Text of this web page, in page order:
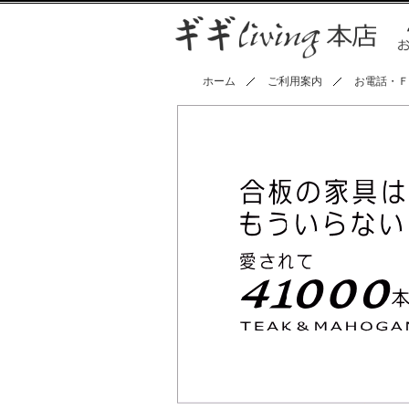
ホーム ご利用案内 お電話・